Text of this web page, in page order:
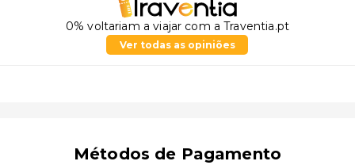
0% voltariam a viajar com a Traventia.pt
Ver todas as opiniões
Métodos de Pagamento